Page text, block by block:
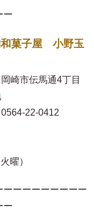
ー
和菓子屋 小野玉
崎市伝馬通4丁目
22-0412
曜）
ーーーーーーーー
ー